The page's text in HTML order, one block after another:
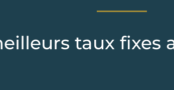
taux fixes